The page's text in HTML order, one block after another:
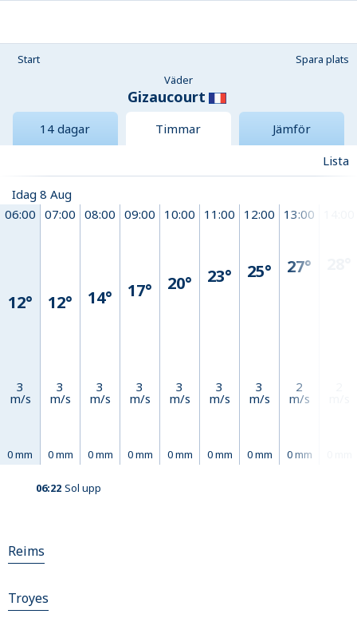
Start
Spara plats
Väder
Gizaucourt
14 dagar Timmar
Jämför
Lista
Idag 8 Aug
06:00
12°
3
m/s
0 mm
07:00
12°
3
m/s
0 mm
08:00
14°
3
m/s
0 mm
09:00
17°
3
m/s
0 mm
10:00
20°
3
m/s
0 mm
11:00
23°
3
m/s
0 mm
12:00
25°
3
m/s
0 mm
13:00
27°
2
m/s
0 mm
06:22 Sol upp
Reims
Troyes